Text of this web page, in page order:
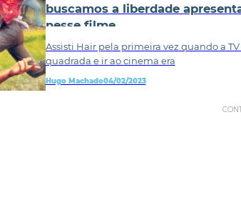
buscamos a liberdade
nesse filme
Assisti Hair pela primeira vez quando a TV
quadrada e ir ao cinema era
Hugo Machado04/02/2023